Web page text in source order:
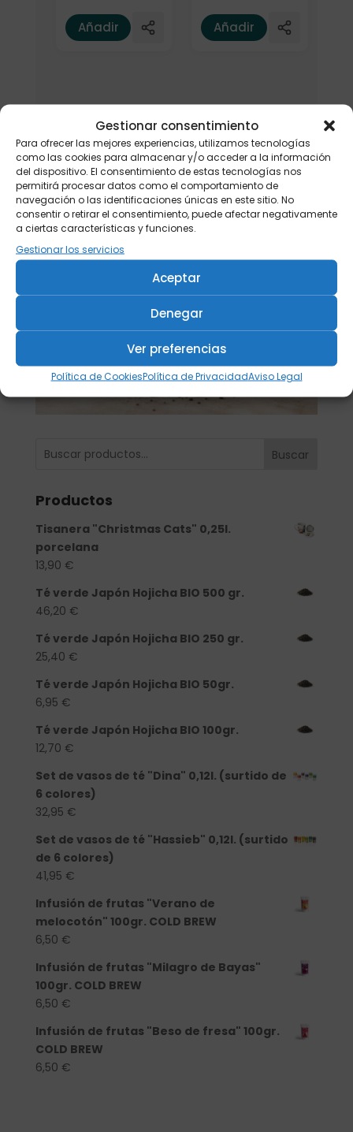
Gestionar consentimiento
Para ofrecer las mejores experiencias, utilizamos tecnologías
como las cookies para almacenar y/o acceder a la información
del dispositivo. El consentimiento de estas tecnologías nos
permitirá procesar datos como el comportamiento de
navegación o las identificaciones únicas en este sitio. No
consentir o retirar el consentimiento, puede afectar negativamente
a ciertas características y funciones.
Gestionar los servicios
Aceptar
Denegar
Ver preferencias
Política de CookiesPolítica de PrivacidadAviso Legal
Añadir Añadir
Buscar
Productos
Tisanera "Christmas Cats" 0,25l.
porcelana
13,90 €
Té verde Japón Hojicha BIO 500 gr.
46,20 €
Té verde Japón Hojicha BIO 250 gr.
25,40 €
Té verde Japón Hojicha BIO 50gr.
6,95 €
Té verde Japón Hojicha BIO 100gr.
12,70 €
Set de vasos de té "Dina" 0,12l. (surtido de
6 colores)
32,95 €
Set de vasos de té "Hassieb" 0,12l. (surtido
de 6 colores)
41,95 €
Infusión de frutas "Verano de
melocotón" 100gr. COLD BREW
6,50 €
Infusión de frutas "Milagro de Bayas"
100gr. COLD BREW
6,50 €
Infusión de frutas "Beso de fresa" 100gr.
COLD BREW
6,50 €